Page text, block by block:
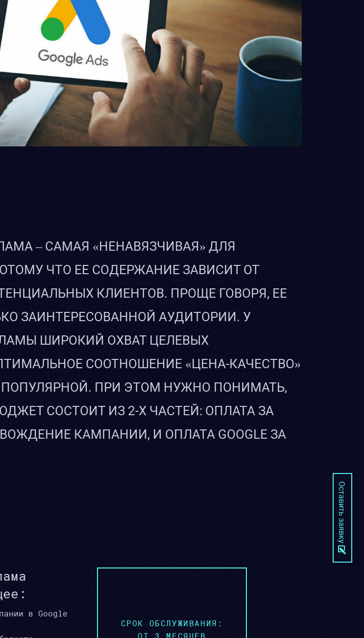
– САМАЯ «НЕНАВЯЗЧИВАЯ» ДЛЯ
ЧТО ЕЕ СОДЕРЖАНИЕ ЗАВИСИТ ОТ
КЛИЕНТОВ. ПРОЩЕ ГОВОРЯ, ЕЕ
ЗАИНТЕРЕСОВАННОЙ АУДИТОРИИ. У
ШИРОКИЙ ОХВАТ ЦЕЛЕВЫХ
СООТНОШЕНИЕ «ЦЕНА-КАЧЕСТВО»
ПОПУЛЯРНОЙ. ПРИ ЭТОМ НУЖНО ПОНИМАТЬ,
СОСТОИТ ИЗ 2-Х ЧАСТЕЙ: ОПЛАТА ЗА
КАМПАНИИ, И ОПЛАТА GOOGLE ЗА
в Google
СРОК ОБСЛУЖИВАНИЯ:
ОТ 3 МЕСЯЦЕВ
Оставить заявку